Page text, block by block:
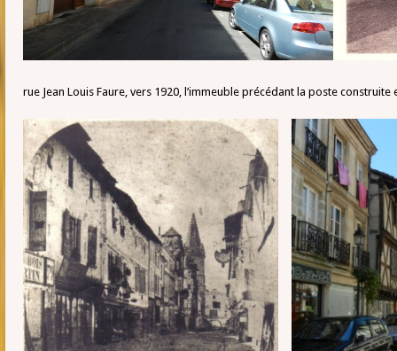
rue Jean Louis Faure, vers 1920, l’immeuble précédant la poste construite